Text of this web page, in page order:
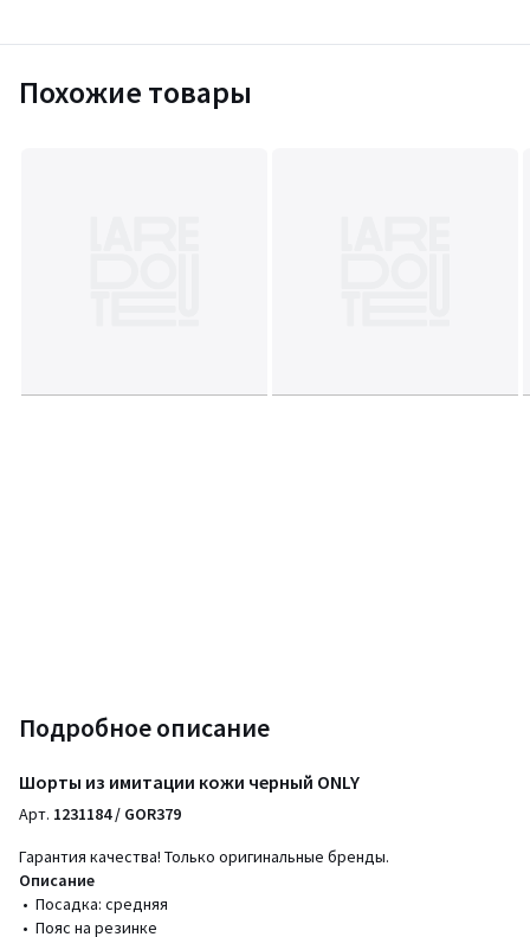
Похожие товары
Подробное описание
Шорты из имитации кожи черный ONLY
Арт. 1231184 / GOR379
Гарантия качества! Только оригинальные бренды.
Описание
• Посадка: средняя
• Пояс на резинке